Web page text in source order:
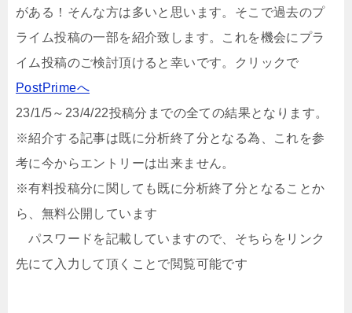
がある！そんな方は多いと思います。そこで過去のプ
ライム投稿の一部を紹介致します。これを機会にプラ
イム投稿のご検討頂けると幸いです。クリックで
PostPrimeへ
23/1/5～23/4/22投稿分までの全ての結果となります。
※紹介する記事は既に分析終了分となる為、これを参
考に今からエントリーは出来ません。
※有料投稿分に関しても既に分析終了分となることか
ら、無料公開しています
パスワードを記載していますので、そちらをリンク
先にて入力して頂くことで閲覧可能です